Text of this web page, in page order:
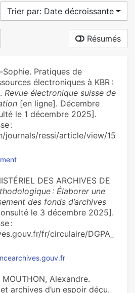
Trier par: Date décroissante
Résumés
Sophie. Pratiques de
électroniques à KBR :
Revue électronique suisse de
[en ligne]. Décembre
le 1 décembre 2025].
:
journals/ressi/article/view/15
DES ARCHIVES DE
: Élaborer une
des fonds d’archives
le 3 décembre 2025].
:
fr/circulaire/DGPA_
Alexandre.
archives d’un espoir déçu.